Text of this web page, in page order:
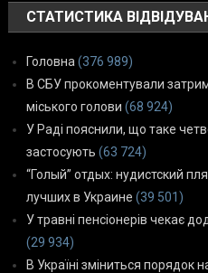
СТАТИСТИКА
Головна (376 989)
В СБУ прокоментували
міського голови (68 924)
У Раді пояснили, що таке
застосують (63 724)
“Голый” отдых: нудистский
лучших в Украине (39 501)
У травні пенсіонерів чекає
(29 934)
В Україні зміниться порядок